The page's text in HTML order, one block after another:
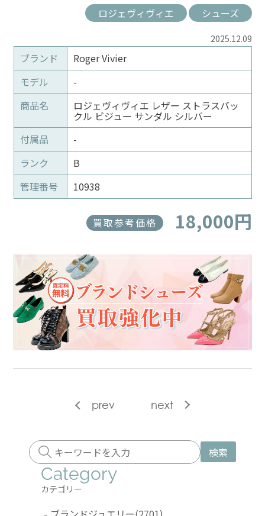
ロジェヴィヴィエ シューズ
2025.12.09
ブランド
Roger Vivier
モデル
-
商品名
ロジェヴィヴィエ レザー ストラスバッ
クル ビジュー サンダル シルバー
付属品
-
ランク
B
管理番号
10938
買取参考価格 18,000円
prev next
検索
Category
カテゴリー